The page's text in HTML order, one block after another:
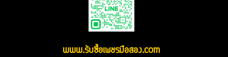
www.รับซื้อเพชรมือสอง.com